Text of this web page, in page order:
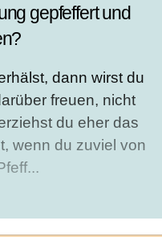
gepfeffert und
dann wirst du
freuen, nicht
du eher das
wenn du zuviel von